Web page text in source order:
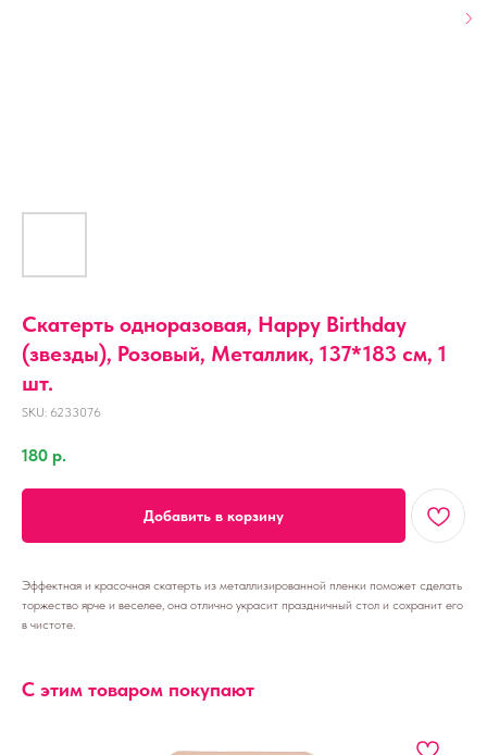
Скатерть одноразовая, Happy Birthday
(звезды), Розовый, Металлик, 137*183 см, 1
шт.
SKU: 6233076
180 р.
Добавить в корзину
Эффектная и красочная скатерть из металлизированной пленки поможет сделать
торжество ярче и веселее, она отлично украсит праздничный стол и сохранит его
в чистоте.
С этим товаром покупают